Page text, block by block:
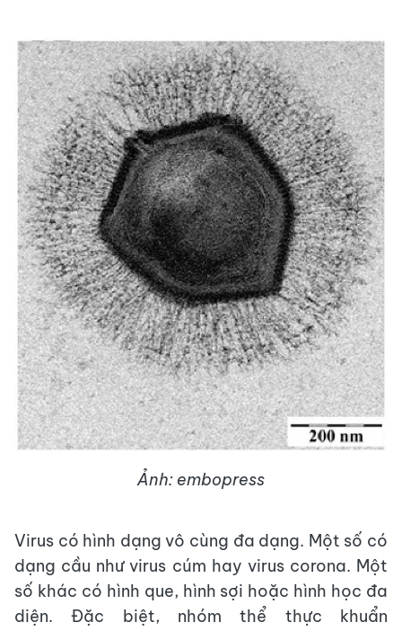
Ảnh: embopress
Virus có hình dạng vô cùng đa dạng. Một số có
dạng cầu như virus cúm hay virus corona. Một
số khác có hình que, hình sợi hoặc hình học đa
diện. Đặc biệt, nhóm thể thực khuẩn